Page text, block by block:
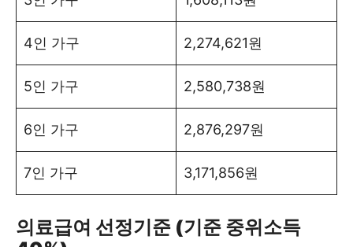
4인 가구 2,274,621원
5인 가구 2,580,738원
6인 가구 2,876,297원
7인 가구 3,171,856원
의료급여 선정기준 (기준 중위소득